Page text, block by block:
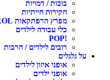
בובות / דמויות
חקירות חייתיות
מפרץ הרפתקאות PAW PATROL
כלי עבודה לילדים
!POP
רובים לילדים / חרבות
על גלגלים
אופני איזון לילדים
אופני ילדים